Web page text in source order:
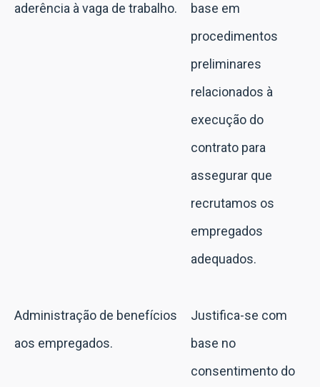
aderência à vaga de trabalho.
base em
procedimentos
preliminares
relacionados à
execução do
contrato para
assegurar que
recrutamos os
empregados
adequados.
Administração de benefícios
aos empregados.
Justifica-se com
base no
consentimento do